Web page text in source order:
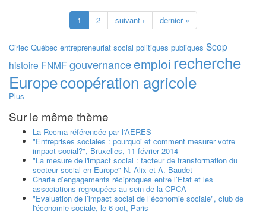
1 2 suivant › dernier »
Ciriec Québec entrepreneuriat social politiques publiques Scop
histoire FNMF gouvernanceemploi recherche
Europecoopération agricole
Plus
Sur le même thème
La Recma référencée par l'AERES
"Entreprises sociales : pourquoi et comment mesurer votre
impact social?", Bruxelles, 11 février 2014
"La mesure de l'impact social : facteur de transformation du
secteur social en Europe" N. Alix et A. Baudet
Charte d’engagements réciproques entre l’Etat et les
associations regroupées au sein de la CPCA
"Evaluation de l’impact social de l’économie sociale", club de
l'économie sociale, le 6 oct, Paris